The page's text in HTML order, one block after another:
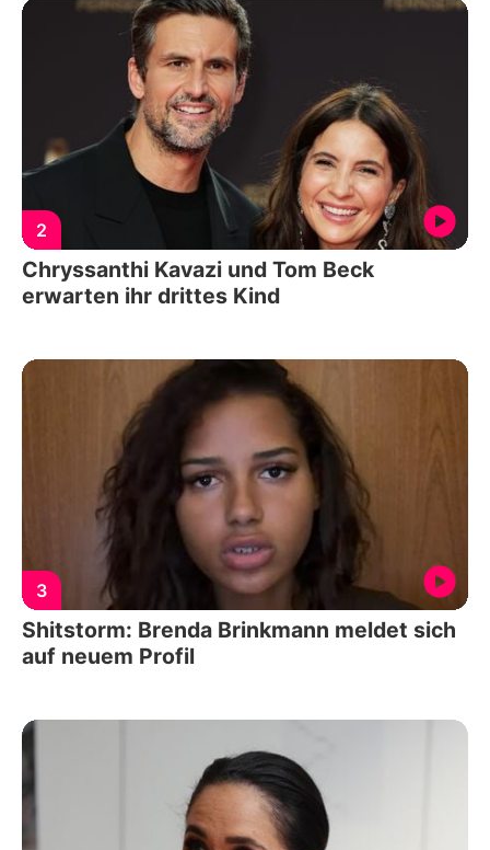
2
Chryssanthi Kavazi und Tom Beck
erwarten ihr drittes Kind
3
Shitstorm: Brenda Brinkmann meldet sich
auf neuem Profil